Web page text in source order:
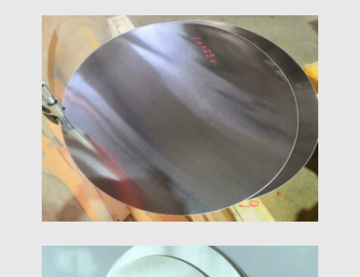
1070 Алюмінієвий Коло Диски
1070 Алюмінієві кола отримують шляхом
глибокої обробки 1070 алюмінієві пластини/
котушки. Отже, 1070 Алюмінієві кола
успадковують усі властивості 1070 алюмінієві
5454 Алюмінієвий Дисковий Коло